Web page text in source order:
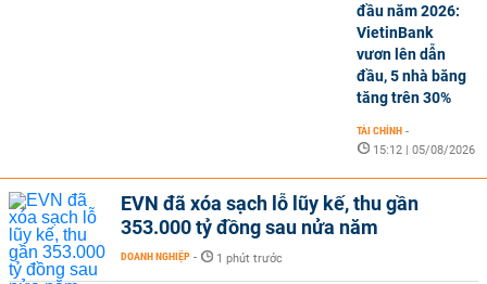
đầu năm 2026:
VietinBank
vươn lên dẫn
đầu, 5 nhà băng
tăng trên 30%
TÀI CHÍNH -
15:12 | 05/08/2026
EVN đã xóa sạch lỗ lũy kế, thu gần
353.000 tỷ đồng sau nửa năm
DOANH NGHIỆP - 1 phút trước